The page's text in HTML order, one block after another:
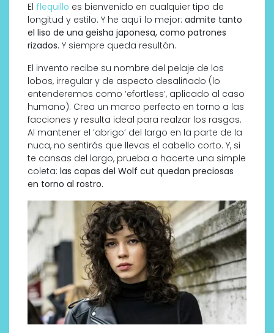
El flequillo es bienvenido en cualquier tipo de
longitud y estilo. Y he aquí lo mejor: admite tanto
el liso de una geisha japonesa, como patrones
rizados. Y siempre queda resultón.
El invento recibe su nombre del pelaje de los
lobos, irregular y de aspecto desaliñado (lo
entenderemos como ‘efortless’, aplicado al caso
humano). Crea un marco perfecto en torno a las
facciones y resulta ideal para realzar los rasgos.
Al mantener el ‘abrigo’ del largo en la parte de la
nuca, no sentirás que llevas el cabello corto. Y, si
te cansas del largo, prueba a hacerte una simple
coleta: las capas del Wolf cut quedan preciosas
en torno al rostro.